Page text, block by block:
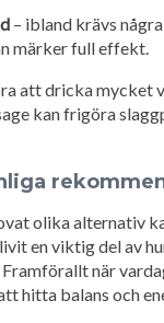
– ibland krävs
märker full effekt.
att dricka mycket
kan frigöra
olika alternativ
en viktig del av
när
hitta balans och